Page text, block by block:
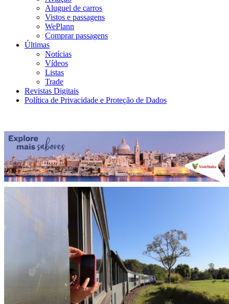
Aluguel de carros
Vistos e passagens
WePlann
Comprar passagens
Últimas
Notícias
Vídeos
Listas
Trade
Revistas Digitais
Política de Privacidade e Proteção de Dados